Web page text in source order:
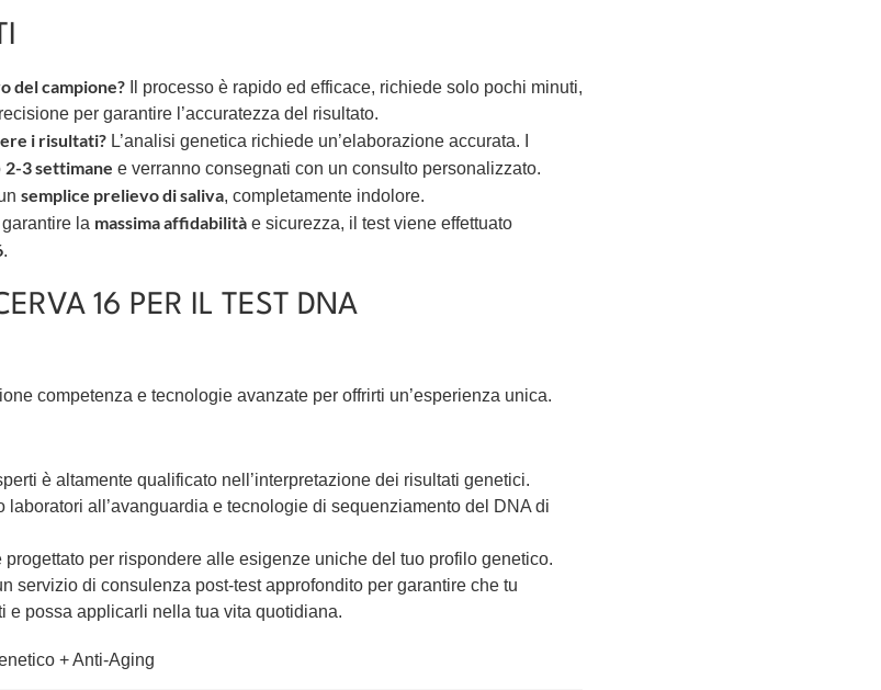
del campione? Il processo è rapido ed efficace, richiede solo pochi minuti,
per garantire l’accuratezza del risultato.
i risultati? L’analisi genetica richiede un’elaborazione accurata. I
2-3 settimane e verranno consegnati con un consulto personalizzato.
semplice prelievo di saliva, completamente indolore.
la massima affidabilità e sicurezza, il test viene effettuato
.
16 PER IL TEST DNA
competenza e tecnologie avanzate per offrirti un’esperienza unica.
è altamente qualificato nell’interpretazione dei risultati genetici.
all’avanguardia e tecnologie di sequenziamento del DNA di
per rispondere alle esigenze uniche del tuo profilo genetico.
servizio di consulenza post-test approfondito per garantire che tu
e possa applicarli nella tua vita quotidiana.
+ Anti-Aging